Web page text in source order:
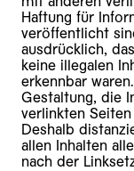
Haftung für
veröffentlicht
ausdrücklich,
keine illegalen
erkennbar
Gestaltung, die
verlinkten
Deshalb
allen Inhalten
nach der